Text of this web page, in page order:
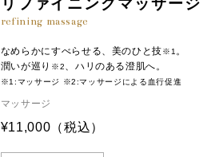
リファイニングマッサージ
refining massage
なめらかにすべらせる、美のひと技※1 。
潤いが巡り ※2 、ハリのある澄肌へ。
※1:マッサージ ※2:マッサージによる血行促進
マッサージ
¥11,000 （税込）